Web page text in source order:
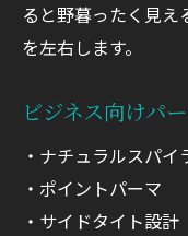
ると野暮ったく見
を左右します。
ビジネス向けパ
・ナチュラルスパイ
・ポイントパーマ
・サイドタイト設計